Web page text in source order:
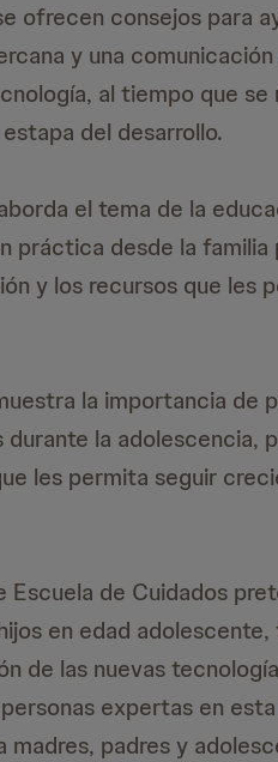
ofrecen consejos para
y una
al tiempo que se
del desarrollo.
el tema de la
práctica desde la familia
y los recursos que les
la importancia de
la adolescencia,
les permita seguir
de Cuidados
en edad
de las nuevas
expertas en
madres, padres y